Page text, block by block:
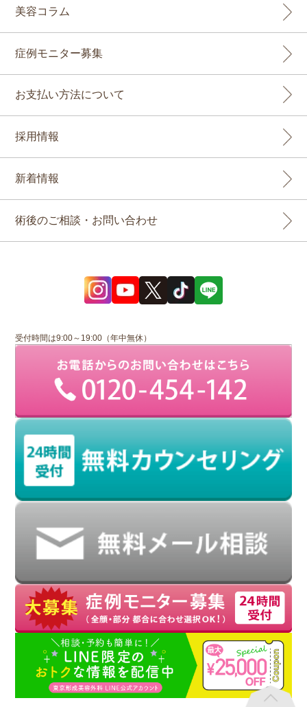
美容コラム
症例モニター募集
お支払い方法について
採用情報
新着情報
術後のご相談・お問い合わせ
受付時間は9:00～19:00（年中無休）